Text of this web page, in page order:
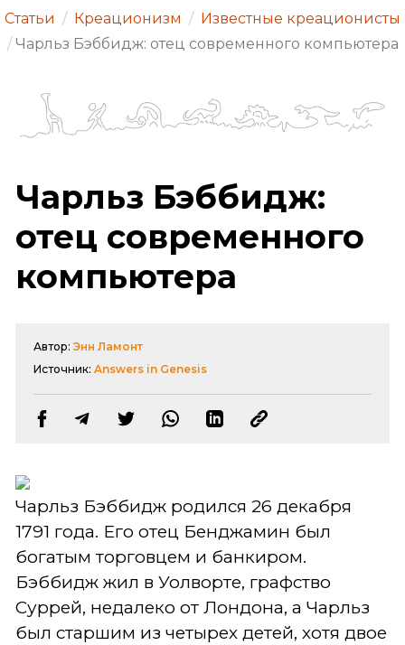
Статьи / Креационизм / Известные креационисты
/ Чарльз Бэббидж: отец современного компьютера
Чарльз Бэббидж:
отец современного
компьютера
Автор: Энн Ламонт
Источник: Answers in Genesis
Чарльз Бэббидж родился 26 декабря
1791 года. Его отец Бенджамин был
богатым торговцем и банкиром.
Бэббидж жил в Уолворте, графство
Суррей, недалеко от Лондона, а Чарльз
был старшим из четырех детей, хотя двое